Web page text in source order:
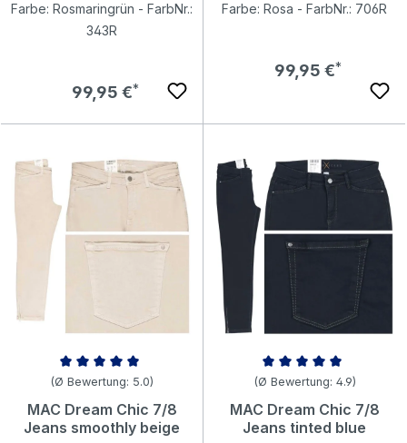
Farbe: Rosmaringrün - FarbNr.:
343R
Regulärer Preis:
99,95 €
Farbe: Rosa - FarbNr.: 706R
Regulärer Preis:
99,95 €
Durchschnittliche Bewertung von 5 von 5 Sternen
(Ø Bewertung: 5.0)
MAC Dream Chic 7/8
Jeans smoothly beige
Durchschnittliche Bewertung
(Ø Bewertung: 4.9)
MAC Dream Chic 7/8
Jeans tinted blue